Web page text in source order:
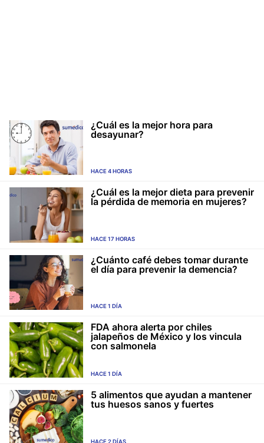
¿Cuál es la mejor hora para
desayunar?
HACE 4 HORAS
¿Cuál es la mejor dieta para prevenir
la pérdida de memoria en mujeres?
HACE 17 HORAS
¿Cuánto café debes tomar durante
el día para prevenir la demencia?
HACE 1 DÍA
FDA ahora alerta por chiles
jalapeños de México y los vincula
con salmonela
HACE 1 DÍA
5 alimentos que ayudan a mantener
tus huesos sanos y fuertes
HACE 2 DÍAS